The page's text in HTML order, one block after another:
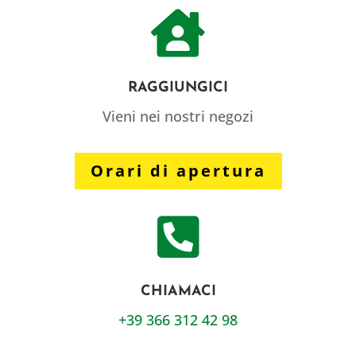

RAGGIUNGICI
Vieni nei nostri negozi
Orari di apertura

CHIAMACI
+39 366 312 42 98